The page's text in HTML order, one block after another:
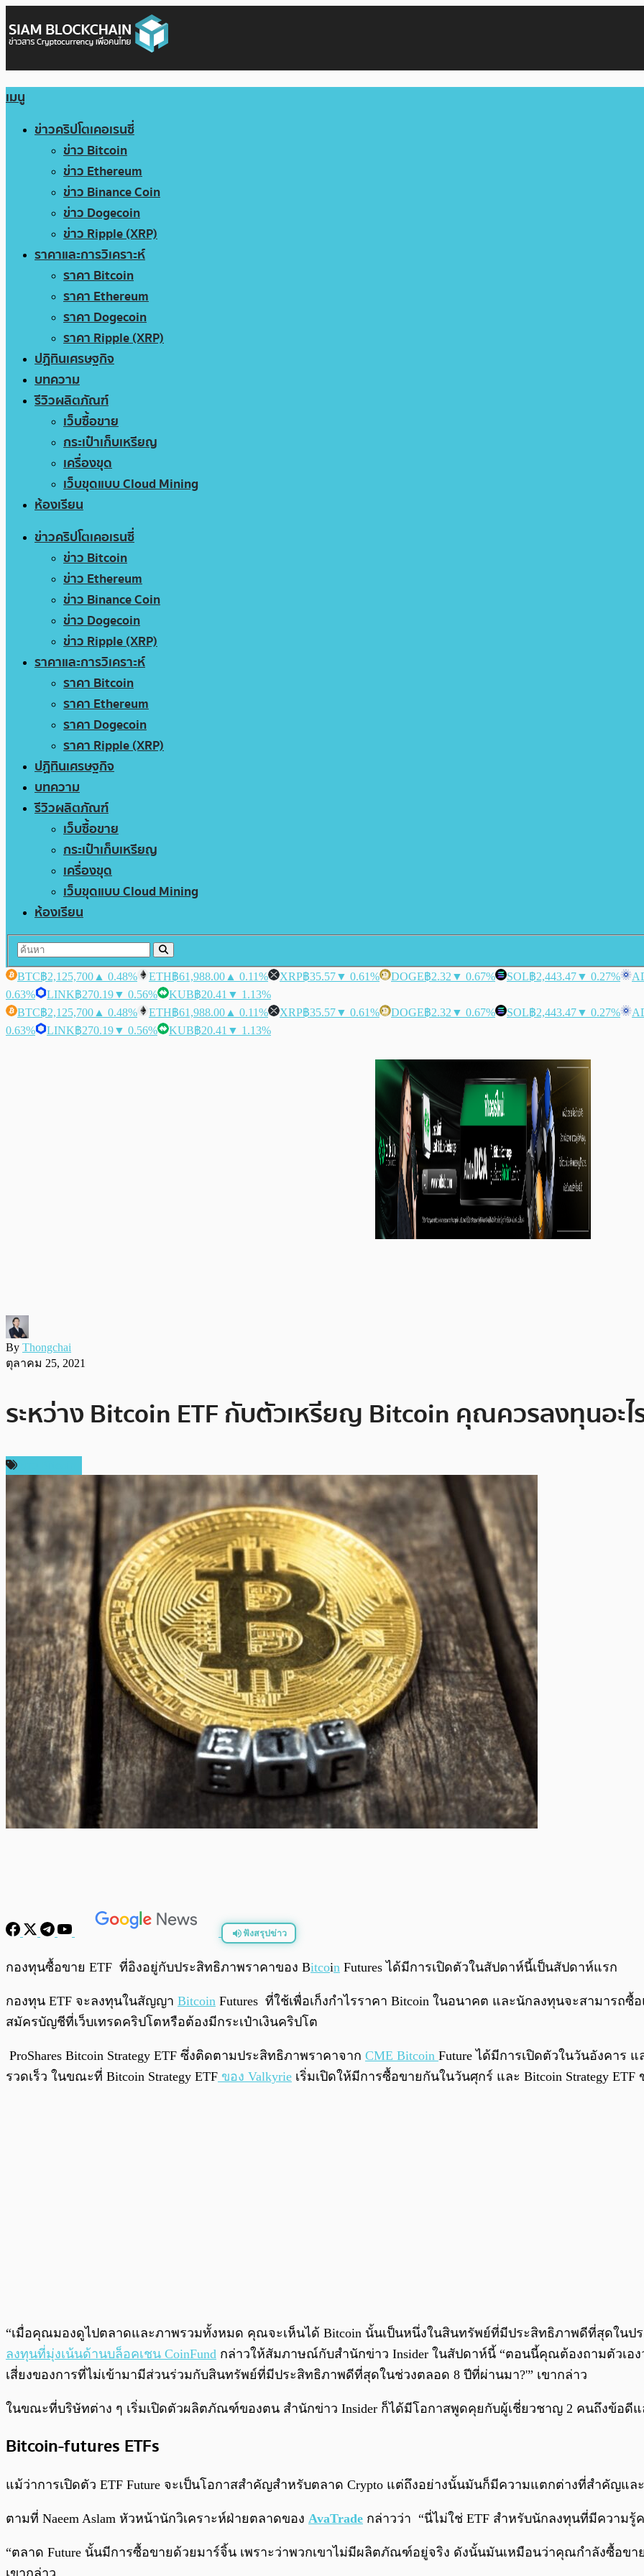
เมนู
ข่าวคริปโตเคอเรนซี่
ข่าว Bitcoin
ข่าว Ethereum
ข่าว Binance Coin
ข่าว Dogecoin
ข่าว Ripple (XRP)
ราคาและการวิเคราะห์
ราคา Bitcoin
ราคา Ethereum
ราคา Dogecoin
ราคา Ripple (XRP)
ปฏิทินเศรษฐกิจ
บทความ
รีวิวผลิตภัณฑ์
เว็บซื้อขาย
กระเป๋าเก็บเหรียญ
เครื่องขุด
เว็บขุดแบบ Cloud Mining
ห้องเรียน
ข่าวคริปโตเคอเรนซี่
ข่าว Bitcoin
ข่าว Ethereum
ข่าว Binance Coin
ข่าว Dogecoin
ข่าว Ripple (XRP)
ราคาและการวิเคราะห์
ราคา Bitcoin
ราคา Ethereum
ราคา Dogecoin
ราคา Ripple (XRP)
ปฏิทินเศรษฐกิจ
บทความ
รีวิวผลิตภัณฑ์
เว็บซื้อขาย
กระเป๋าเก็บเหรียญ
เครื่องขุด
เว็บขุดแบบ Cloud Mining
ห้องเรียน
BTC฿2,125,700 ▲ 0.48% ETH฿61,988.00 ▲ 0.11% XRP฿35.57▼ 0.61% DOGE฿2.32 ▼ 0.67% SOL฿2,443.47▼ 0.27%
0.63%
LINK฿270.19▼ 0.56% KUB฿20.41 ▼ 1.13%
BTC฿2,125,700 ▲ 0.48% ETH฿61,988.00 ▲ 0.11% XRP฿35.57▼ 0.61% DOGE฿2.32 ▼ 0.67% SOL฿2,443.47▼ 0.27%
0.63%
LINK฿270.19▼ 0.56% KUB฿20.41 ▼ 1.13%
By Thongchai
ตุลาคม 25, 2021
ระหว่าง Bitcoin ETF กับตัวเหรียญ Bitcoin คุณควรลงทุนอะไ
ฟังสรุปข่าว
พร้อมเล่น
กองทุนซื้อขาย ETF ที่อิงอยู่กับประสิทธิภาพราคาของ Bitcoin Futures ได้มีการเปิดตัวในสัปดาห์นี้เป็นสัปดาห์แรก
กองทุน ETF จะลงทุนในสัญญา Bitcoin Futures ที่ใช้เพื่อเก็งกำไรราคา Bitcoin ในอนาคต และนักลงทุนจะสามาร
สมัครบัญชีที่เว็บเทรดคริปโตหรือต้องมีกระเป๋าเงินคริปโต
ProShares Bitcoin Strategy ETF ซึ่งติดตามประสิทธิภาพราคาจาก CME Bitcoin Future ได้มีการเปิดตัวในวันอังคาร
รวดเร็ว ในขณะที่ Bitcoin Strategy ETF ของ Valkyrie เริ่มเปิดให้มีการซื้อขายกันในวันศุกร์ และ Bitcoin Strategy ETF
“เมื่อคุณมองดูไปตลาดและภาพรวมทั้งหมด คุณจะเห็นได้ Bitcoin นั้นเป็นหนึ่งในสินทรัพย์ที่มีประสิทธิภาพดีที่สุดในประ
ลงทุนที่มุ่งเน้นด้านบล็อคเชน CoinFund กล่าวให้สัมภาษณ์กับสำนักข่าว Insider ในสัปดาห์นี้ “ตอนนี้คุณต้องถามตัวเอ
เสี่ยงของการที่ไม่เข้ามามีส่วนร่วมกับสินทรัพย์ที่มีประสิทธิภาพดีที่สุดในช่วงตลอด 8 ปีที่ผ่านมา?'” เขากล่าว
ในขณะที่บริษัทต่าง ๆ เริ่มเปิดตัวผลิตภัณฑ์ของตน สำนักข่าว Insider ก็ได้มีโอกาสพูดคุยกับผู้เชี่ยวชาญ 2 คนถึงข้อดีแ
Bitcoin-futures ETFs
แม้ว่าการเปิดตัว ETF Future จะเป็นโอกาสสำคัญสำหรับตลาด Crypto แต่ถึงอย่างนั้นมันก็มีความแตกต่างที่สำคัญแ
ตามที่ Naeem Aslam หัวหน้านักวิเคราะห์ฝ่ายตลาดของ AvaTrade กล่าวว่า “นี่ไม่ใช่ ETF สำหรับนักลงทุนที่มีความรู้ค
“ตลาด Future นั้นมีการซื้อขายด้วยมาร์จิ้น เพราะว่าพวกเขาไม่มีผลิตภัณฑ์อยู่จริง ดังนั้นมันเหมือนว่าคุณกำลังซื้อขา